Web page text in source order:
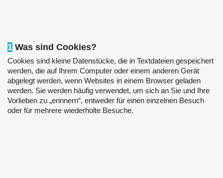
1 Was sind Cookies?
Cookies sind kleine Datenstücke, die in Textdateien gespeichert
werden, die auf Ihrem Computer oder einem anderen Gerät
abgelegt werden, wenn Websites in einem Browser geladen
werden. Sie werden häufig verwendet, um sich an Sie und Ihre
Vorlieben zu „erinnern“, entweder für einen einzelnen Besuch
oder für mehrere wiederholte Besuche.